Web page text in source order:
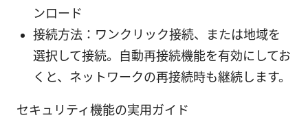
ンロード
接続方法：ワンクリック接続、または地域を
選択して接続。自動再接続機能を有効にしてお
くと、ネットワークの再接続時も継続します。
セキュリティ機能の実用ガイド